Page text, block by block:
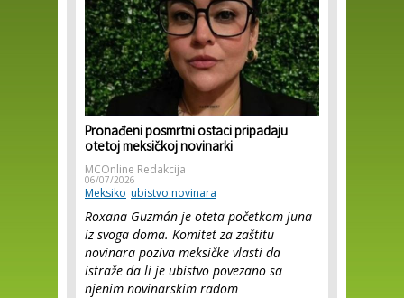
Pronađeni posmrtni ostaci pripadaju
otetoj meksičkoj novinarki
MCOnline Redakcija
06/07/2026
Meksiko ubistvo novinara
Roxana Guzmán je oteta početkom juna
iz svoga doma. Komitet za zaštitu
novinara poziva meksičke vlasti da
istraže da li je ubistvo povezano sa
njenim novinarskim radom